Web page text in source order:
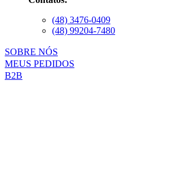
(48) 3476-0409
(48) 99204-7480
SOBRE NÓS
MEUS PEDIDOS
B2B